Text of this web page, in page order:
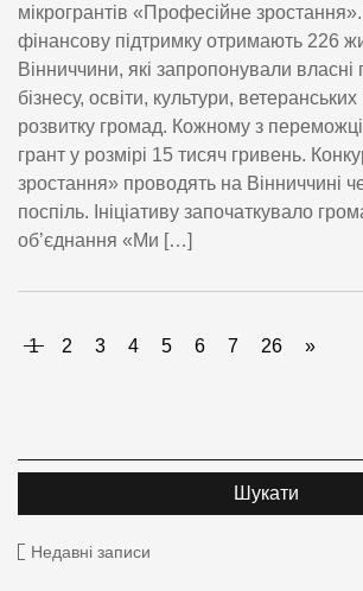
мікрогрантів «Професійне
фінансову підтримку отримають 226
Вінниччини, які запропонували
бізнесу, освіти, культури, ветеранських
розвитку громад. Кожному з
грант у розмірі 15 тисяч гривень.
зростання» проводять на Вінниччині
поспіль. Ініціативу започаткувало
об’єднання «Ми […]
1 2 3 4 5 6 7 26 »
Недавні записи